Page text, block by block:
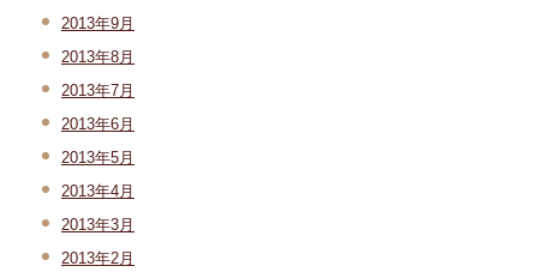
2013年9月
2013年8月
2013年7月
2013年6月
2013年5月
2013年4月
2013年3月
2013年2月